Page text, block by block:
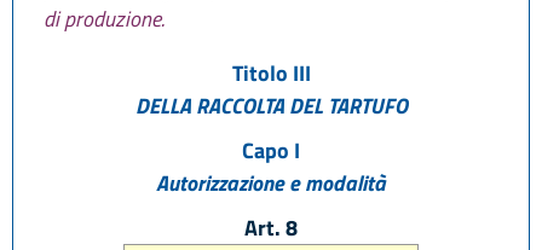
di produzione.
Titolo III
DELLA RACCOLTA DEL TARTUFO
Capo I
Autorizzazione e modalità
Art. 8